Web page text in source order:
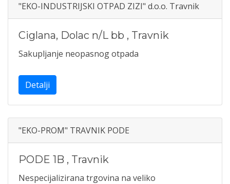
"EKO-INDUSTRIJSKI OTPAD ZIZI" d.o.o. Travnik
Ciglana, Dolac n/L bb , Travnik
Sakupljanje neopasnog otpada
Detalji
"EKO-PROM" TRAVNIK PODE
PODE 1B , Travnik
Nespecijalizirana trgovina na veliko